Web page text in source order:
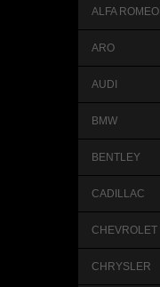
ALFA ROMEO
ARO
AUDI
BMW
BENTLEY
CADILLAC
CHEVROLET
CHRYSLER